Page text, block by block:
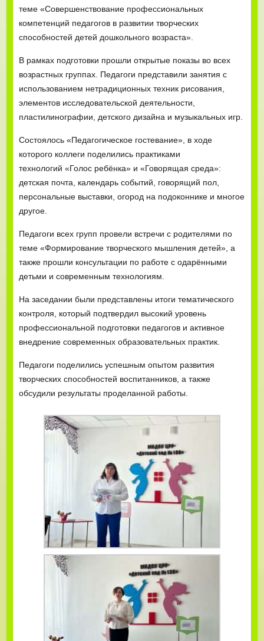
теме «Совершенствование профессиональных
компетенций педагогов в развитии творческих
способностей детей дошкольного возраста».
В рамках подготовки прошли открытые показы во всех
возрастных группах. Педагоги представили занятия с
использованием нетрадиционных техник рисования,
элементов исследовательской деятельности,
пластилинографии, детского дизайна и музыкальных игр.
Состоялось «Педагогическое гостевание», в ходе
которого коллеги поделились практиками
технологий «Голос ребёнка» и «Говорящая среда»:
детская почта, календарь событий, говорящий пол,
персональные выставки, огород на подоконнике и многое
другое.
Педагоги всех групп провели встречи с родителями по
теме «Формирование творческого мышления детей», а
также прошли консультации по работе с одарёнными
детьми и современным технологиям.
На заседании были представлены итоги тематического
контроля, который подтвердил высокий уровень
профессиональной подготовки педагогов и активное
внедрение современных образовательных практик.
Педагоги поделились успешным опытом развития
творческих способностей воспитанников, а также
обсудили результаты проделанной работы.